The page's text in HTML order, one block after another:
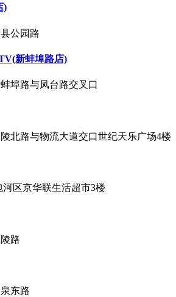
)
公园路
新蚌埠路店)
埠路与凤台路交叉口
北路与物流大道交口世纪天乐广场4楼
区京华联生活超市3楼
路
东路